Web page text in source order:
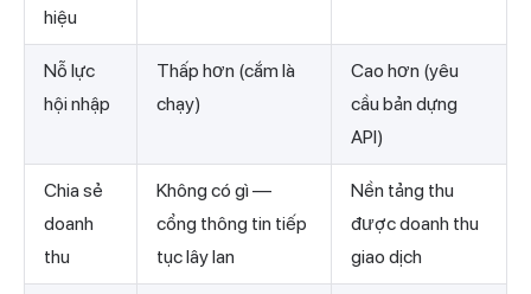
hiệu
Nỗ lực
hội nhập
Thấp hơn (cắm là
chạy)
Cao hơn (yêu
cầu bản dựng
API)
Chia sẻ
doanh
thu
Không có gì —
cổng thông tin tiếp
tục lây lan
Nền tảng thu
được doanh thu
giao dịch